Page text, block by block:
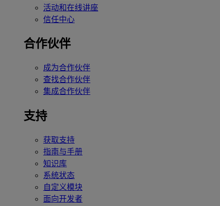
活动和在线讲座
信任中心
合作伙伴
成为合作伙伴
查找合作伙伴
集成合作伙伴
支持
获取支持
指南与手册
知识库
系统状态
自定义模块
面向开发者